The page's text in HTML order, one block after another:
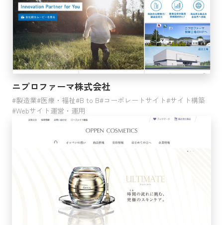
ニプロファーマ株式会社
製造業 医療・福祉 B to B コーポレートサイト サイト構築
Webサイト運営・運用